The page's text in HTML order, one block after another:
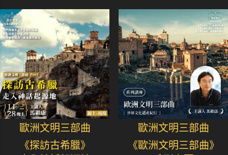
歐洲文明三部曲
《探訪古希臘》
歐洲文明三部曲
《歐洲文明三部曲》